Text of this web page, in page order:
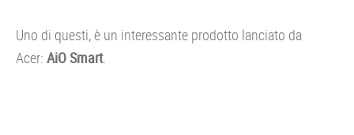
Uno di questi, è un interessante prodotto lanciato da
Acer: AiO Smart.